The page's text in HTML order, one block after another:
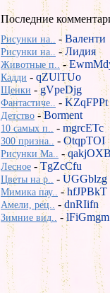
Последние
Рисунки на.. - Валенти
Рисунки на.. -Лидия
Животные п.. -
Кадди - qZUlTUo
Щенки -gVpeDjg
Фантастиче.. - KZqFPPt
Детство -Borment
10 самых п.. - mgrcETc
300 призна.. - OtqpTOI
Рисунки Ma.. -qakjOXB
Лесное -TgZcCfu
Цветы на р.. - UGGblzg
Мимика пау.. -hfJPBkT
Амели, рец.. -dnRIifn
Зимние вид.. - lFiGmgm